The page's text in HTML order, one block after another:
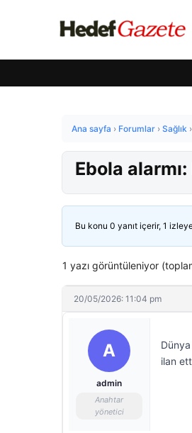
Ana sayfa › Forumlar › Sağlık ›
Ebola
Bu konu 0 yanıt içerir, 1
1 yazı görüntüleniyor
20/05/2026: 11:04 pm
A
admin
Anahtar
yönetici
ilan